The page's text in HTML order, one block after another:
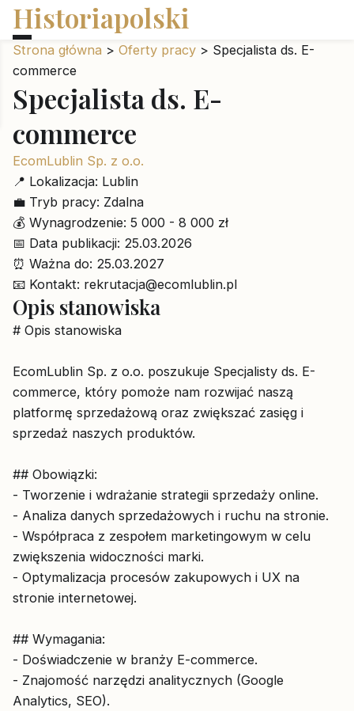
Historiapolski
Strona główna > Oferty pracy > Specjalista ds. E-
commerce
Specjalista ds. E-
commerce
EcomLublin Sp. z o.o.
📍 Lokalizacja: Lublin
💼 Tryb pracy: Zdalna
💰 Wynagrodzenie: 5 000 - 8 000 zł
📅 Data publikacji: 25.03.2026
⏰ Ważna do: 25.03.2027
📧 Kontakt: rekrutacja@ecomlublin.pl
Opis stanowiska
# Opis stanowiska
EcomLublin Sp. z o.o. poszukuje Specjalisty ds. E-
commerce, który pomoże nam rozwijać naszą
platformę sprzedażową oraz zwiększać zasięg i
sprzedaż naszych produktów.
## Obowiązki:
- Tworzenie i wdrażanie strategii sprzedaży online.
- Analiza danych sprzedażowych i ruchu na stronie.
- Współpraca z zespołem marketingowym w celu
zwiększenia widoczności marki.
- Optymalizacja procesów zakupowych i UX na
stronie internetowej.
## Wymagania:
- Doświadczenie w branży E-commerce.
- Znajomość narzędzi analitycznych (Google
Analytics, SEO).